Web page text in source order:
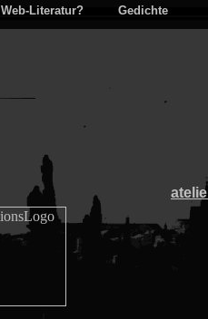
Web-Literatur? Gedichte